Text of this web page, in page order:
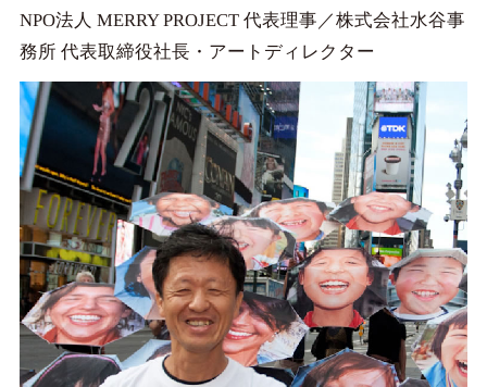
NPO法人 MERRY PROJECT 代表理事／株式会社水谷事
務所 代表取締役社長・アートディレクター